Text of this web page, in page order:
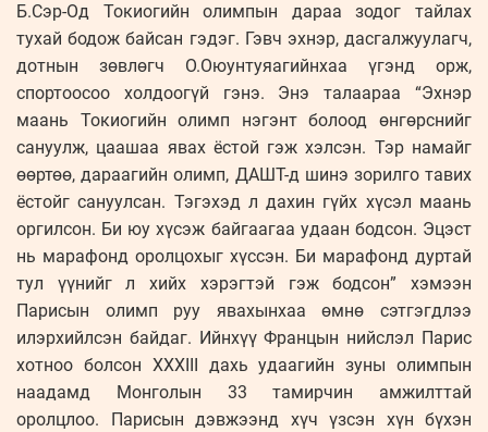
Б.Сэр-Од Токиогийн олимпын дараа зодог тайлах
тухай бодож байсан гэдэг. Гэвч эхнэр, дасгалжуулагч,
дотнын зөвлөгч О.Оюунтуяагийнхаа үгэнд орж,
спортоосоо холдоогүй гэнэ. Энэ талаараа “Эхнэр
маань Токиогийн олимп нэгэнт болоод өнгөрснийг
сануулж, цаашаа явах ёстой гэж хэлсэн. Тэр намайг
өөртөө, дараагийн олимп, ДАШТ-д шинэ зорилго тавих
ёстойг сануулсан. Тэгэхэд л дахин гүйх хүсэл маань
оргилсон. Би юу хүсэж байгаагаа удаан бодсон. Эцэст
нь марафонд оролцохыг хүссэн. Би марафонд дуртай
тул үүнийг л хийх хэрэгтэй гэж бодсон” хэмээн
Парисын олимп руу явахынхаа өмнө сэтгэгдлээ
илэрхийлсэн байдаг. Ийнхүү Францын нийслэл Парис
хотноо болсон XXXIII дахь удаагийн зуны олимпын
наадамд Монголын 33 тамирчин амжилттай
оролцлоо. Парисын дэвжээнд хүч үзсэн хүн бүхэн